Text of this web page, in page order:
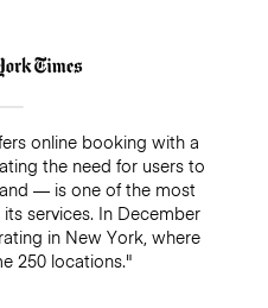
online booking with a
the need for users to
— is one of the most
services. In December
in New York, where
250 locations."